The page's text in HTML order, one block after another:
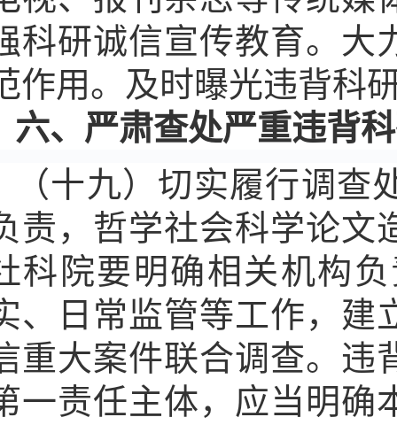
科研诚信宣传教育。大
作用。及时曝光违背科
六、严肃查处严重违背
（十九）切实履行调
责，哲学社会科学论文
科院要明确相关机构
、日常监管等工作，建
重大案件联合调查。违
一责任主体，应当明确